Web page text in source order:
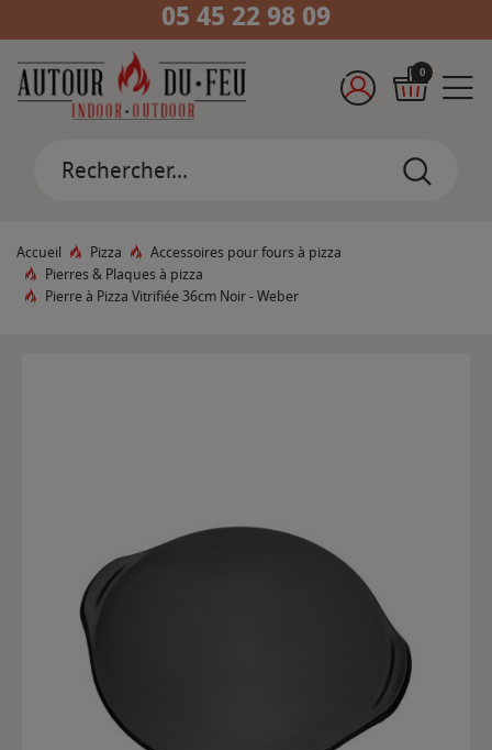
05 45 22 98 09
0
Accueil Pizza
Accessoires pour fours à pizza
Pierres & Plaques à pizza
Pierre à Pizza Vitrifiée 36cm Noir - Weber